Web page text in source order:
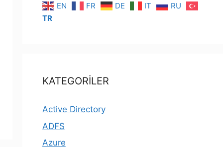
EN FR DE IT
RU
TR
KATEGORİLER
Active Directory
ADFS
Azure